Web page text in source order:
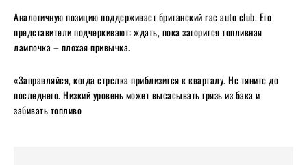
Аналогичную позицию поддерживает британский rac auto club. Его
представители подчеркивают: ждать, пока загорится топливная
лампочка – плохая привычка.
«Заправляйся, когда стрелка приблизится к кварталу. Не тяните до
последнего. Низкий уровень может высасывать грязь из бака и
забивать топливо